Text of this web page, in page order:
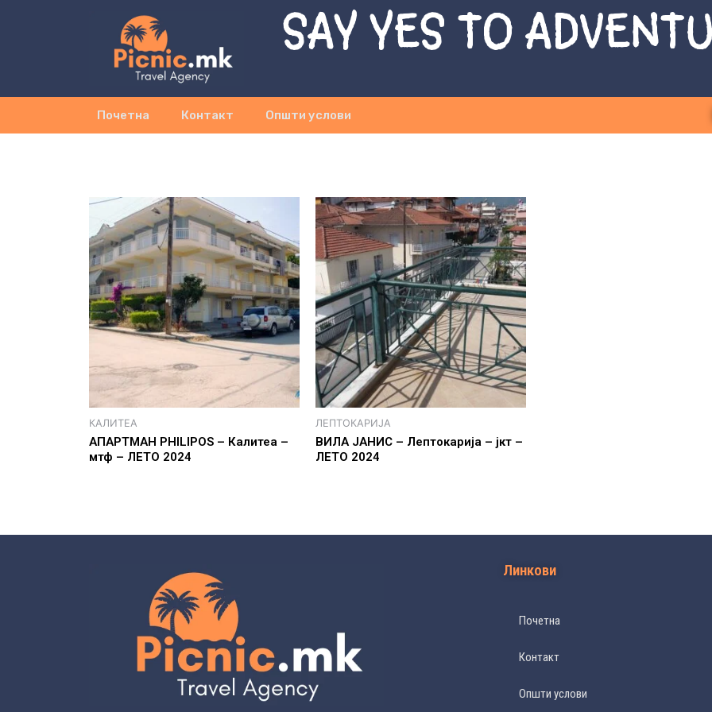
SAY YES TO
Почетна Контакт Општи услови
КАЛИТЕА
АПАРТМАН PHILIPOS – Калитеа –
мтф – ЛЕТО 2024
ЛЕПТОКАРИЈА
ВИЛА ЈАНИС – Лептокарија – јкт –
ЛЕТО 2024
Линкови
Почетна
Контакт
Општи услови